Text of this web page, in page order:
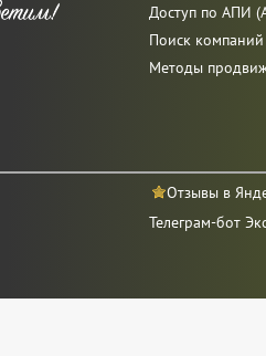
Доступ по АПИ
Поиск
Методы
Отзывы в
Телеграм-бот